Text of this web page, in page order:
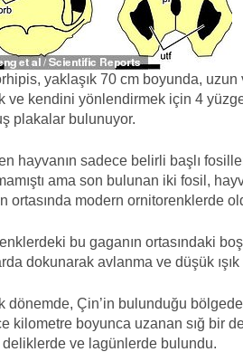
yaklaşık 70 cm boyunda,
ve kendini yönlendirmek için 4
plakalar bulunuyor.
hayvanın sadece belirli başlı
ama son bulunan iki fosil,
ortasında modern ornitorenklerde
bu gaganın ortasındaki
dokunarak avlanma ve düşük
dönemde, Çin’in bulunduğu
kilometre boyunca uzanan sığ bir
ve lagünlerde bulundu.